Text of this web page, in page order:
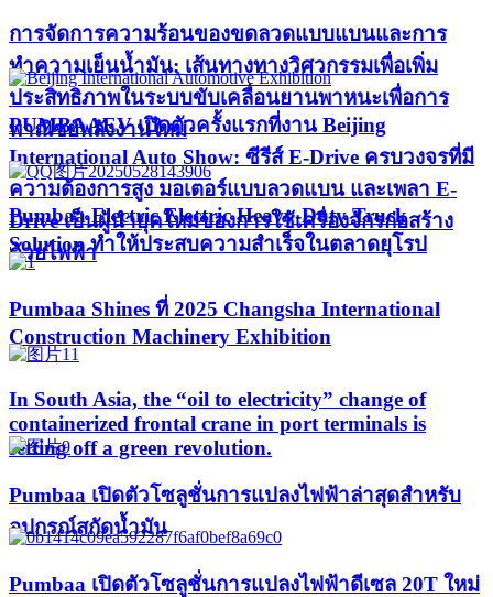
การจัดการความร้อนของขดลวดแบบแบนและการ
ทำความเย็นน้ำมัน: เส้นทางทางวิศวกรรมเพื่อเพิ่ม
ประสิทธิภาพในระบบขับเคลื่อนยานพาหนะเพื่อการ
พาณิชย์พลังงานใหม่
PUMBAAEV เปิดตัวครั้งแรกที่งาน Beijing
International Auto Show: ซีรีส์ E-Drive ครบวงจรที่มี
ความต้องการสูง มอเตอร์แบบลวดแบน และเพลา E-
Drive เป็นผู้นำยุคใหม่ของการใช้เครื่องจักรก่อสร้าง
ด้วยไฟฟ้า
Pumbaa Electric Electric Heavy-Duty Truck
Solution ทำให้ประสบความสำเร็จในตลาดยุโรป
Pumbaa Shines ที่ 2025 Changsha International
Construction Machinery Exhibition
In South Asia, the “oil to electricity” change of
containerized frontal crane in port terminals is
setting off a green revolution.
Pumbaa เปิดตัวโซลูชั่นการแปลงไฟฟ้าล่าสุดสำหรับ
อุปกรณ์สกัดน้ำมัน
Pumbaa เปิดตัวโซลูชั่นการแปลงไฟฟ้าดีเซล 20T ใหม่